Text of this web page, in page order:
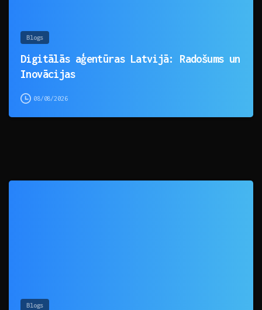
Blogs
Digitālās aģentūras Latvijā: Radošums un
Inovācijas
08/08/2026
Blogs